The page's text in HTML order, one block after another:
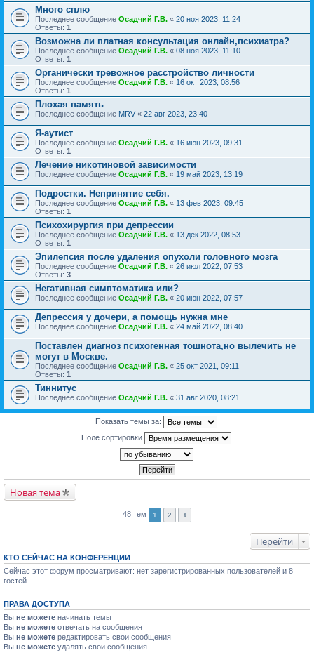
Много сплю
Последнее сообщение Осадчий Г.В. « 20 ноя 2023, 11:24
Ответы: 1
Возможна ли платная консультация онлайн,психиатра?
Последнее сообщение Осадчий Г.В. « 08 ноя 2023, 11:10
Ответы: 1
Органически тревожное расстройство личности
Последнее сообщение Осадчий Г.В. « 16 окт 2023, 08:56
Ответы: 1
Плохая память
Последнее сообщение MRV « 22 авг 2023, 23:40
Я-аутист
Последнее сообщение Осадчий Г.В. « 16 июн 2023, 09:31
Ответы: 1
Лечение никотиновой зависимости
Последнее сообщение Осадчий Г.В. « 19 май 2023, 13:19
Подростки. Непринятие себя.
Последнее сообщение Осадчий Г.В. « 13 фев 2023, 09:45
Ответы: 1
Психохирургия при депрессии
Последнее сообщение Осадчий Г.В. « 13 дек 2022, 08:53
Ответы: 1
Эпилепсия после удаления опухоли головного мозга
Последнее сообщение Осадчий Г.В. « 26 июл 2022, 07:53
Ответы: 3
Негативная симптоматика или?
Последнее сообщение Осадчий Г.В. « 20 июн 2022, 07:57
Депрессия у дочери, а помощь нужна мне
Последнее сообщение Осадчий Г.В. « 24 май 2022, 08:40
Поставлен диагноз психогенная тошнота,но вылечить не
могут в Москве.
Последнее сообщение Осадчий Г.В. « 25 окт 2021, 09:11
Ответы: 1
Тиннитус
Последнее сообщение Осадчий Г.В. « 31 авг 2020, 08:21
Показать темы за:
Поле сортировки
Новая тема
48 тем 1 2
Перейти
КТО СЕЙЧАС НА КОНФЕРЕНЦИИ
Сейчас этот форум просматривают: нет зарегистрированных пользователей и 8
гостей
ПРАВА ДОСТУПА
Вы не можете начинать темы
Вы не можете отвечать на сообщения
Вы не можете редактировать свои сообщения
Вы не можете удалять свои сообщения